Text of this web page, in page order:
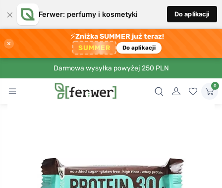
× Ferwer: perfumy i kosmetyki Do aplikacji
×
⚡Zniżka SUMMER już teraz!
SUMMER Do aplikacji
Darmowa wysyłka powyżej 250 PLN
0